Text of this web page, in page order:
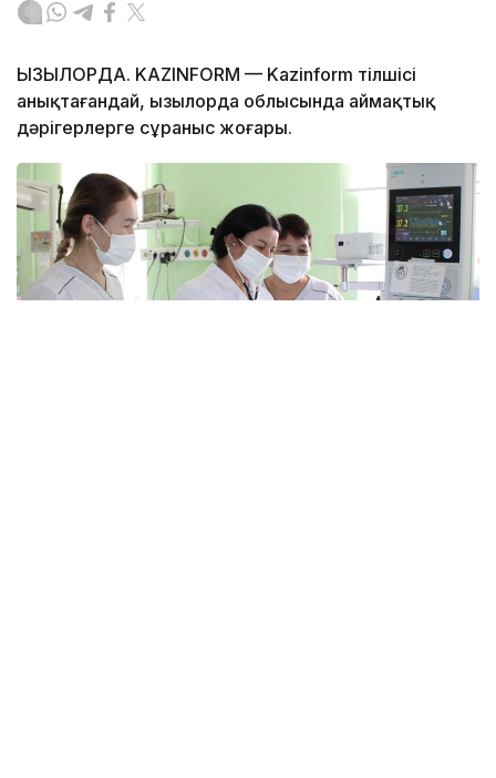
ҚЫЗЫЛОРДА. KAZINFORM — Kazinform тілшісі
анықтағандай, Қызылорда облысында аймақтық
дәрігерлерге сұраныс жоғары.